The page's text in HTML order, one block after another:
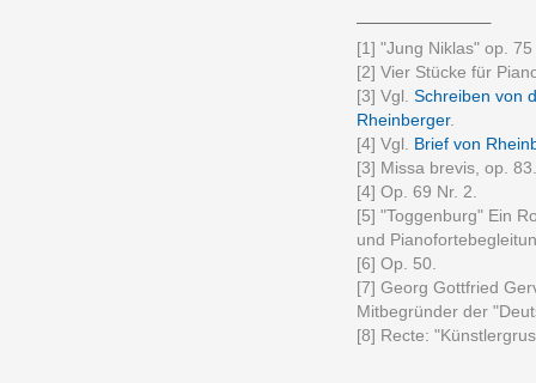
[1] "Jung Niklas" op.
[2] Vier Stücke für
[3] Vgl. Schreiben von
Rheinberger.
[4] Vgl. Brief von
[3] Missa brevis, op. 83.
[4] Op. 69 Nr. 2.
[5] "Toggenburg" Ein
und
[6] Op. 50.
[7] Georg Gottfried
Mitbegründer der
[8] Recte: